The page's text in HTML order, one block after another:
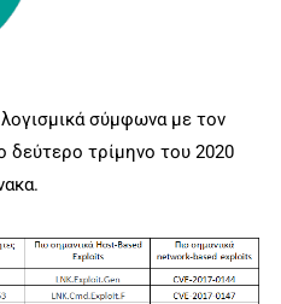
σύμφωνα με τον
δεύτερο τρίμηνο του 2020